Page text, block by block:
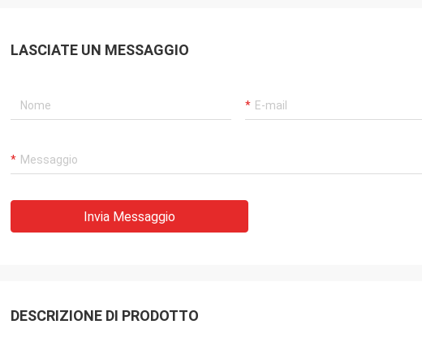
LASCIATE UN MESSAGGIO
Invia Messaggio
DESCRIZIONE DI PRODOTTO